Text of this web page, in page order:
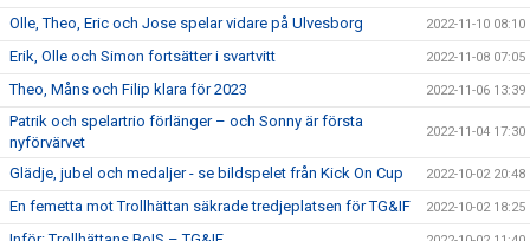
Olle, Theo, Eric och Jose spelar vidare på Ulvesborg 2022-11-10 08:10
Erik, Olle och Simon fortsätter i svartvitt 2022-11-08 07:05
Theo, Måns och Filip klara för 2023 2022-11-06 13:39
Patrik och spelartrio förlänger – och Sonny är första
nyförvärvet
2022-11-04 17:30
Glädje, jubel och medaljer - se bildspelet från Kick On Cup 2022-10-02 20:48
En femetta mot Trollhättan säkrade tredjeplatsen för TG&IF 2022-10-02 18:25